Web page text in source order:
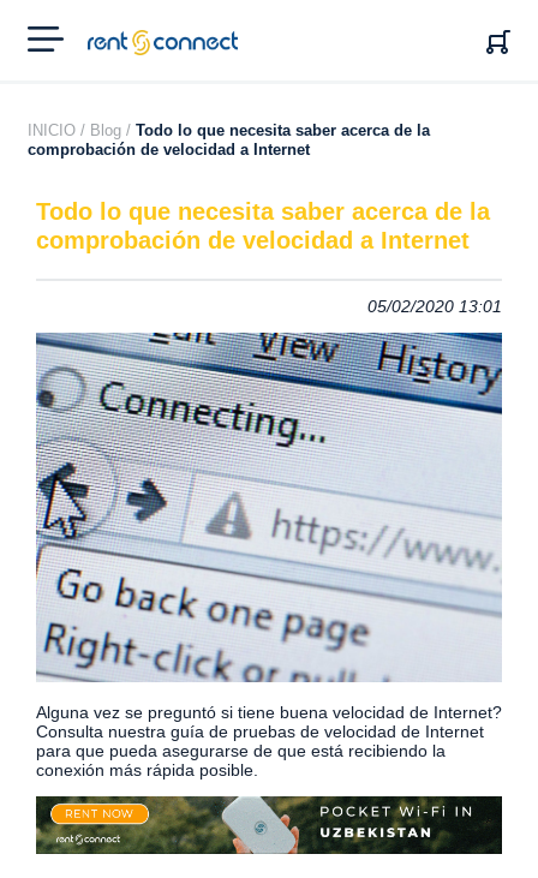
RENT'N
CONNECT
INICIO / Blog / Todo lo que necesita saber acerca de la
comprobación de velocidad a Internet
Todo lo que necesita saber acerca de la
comprobación de velocidad a Internet
05/02/2020 13:01
Alguna vez se preguntó si tiene buena velocidad de Internet?
Consulta nuestra guía de pruebas de velocidad de Internet
para que pueda asegurarse de que está recibiendo la
conexión más rápida posible.